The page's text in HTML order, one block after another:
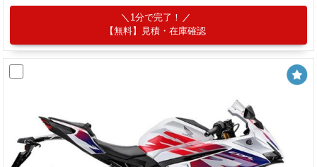
1分で完了！
【無料】見積・在庫確認